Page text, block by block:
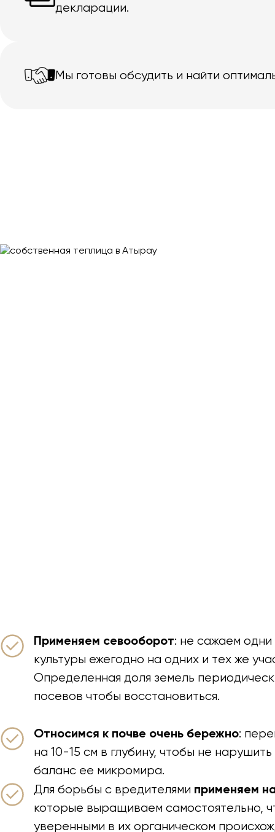
декларации.
Мы готовы обсудить и найти
Применяем севооборот: не сажаем одни
культуры ежегодно на одних и тех же
Определенная доля земель
посевов чтобы восстановиться.
Относимся к почве очень бережно:
на 10-15 см в глубину, чтобы не
баланс ее микромира.
Для борьбы с вредителями применяем
которые выращиваем самостоятельно,
уверенными в их органическом